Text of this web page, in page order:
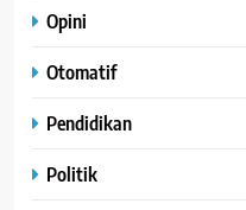
Opini
Otomatif
Pendidikan
Politik